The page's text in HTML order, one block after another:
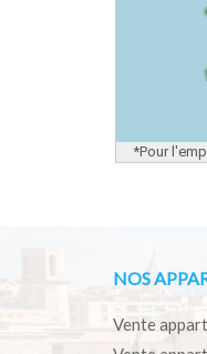
*Pour
NOS
Vente